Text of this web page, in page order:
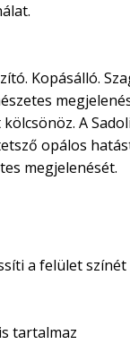
Kopásálló.
A
opálos
megjelenését.
a felület színét
tartalmaz